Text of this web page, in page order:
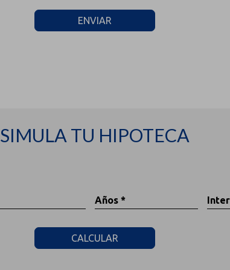
ENVIAR
SIMULA TU HIPOTECA
Años *
CALCULAR